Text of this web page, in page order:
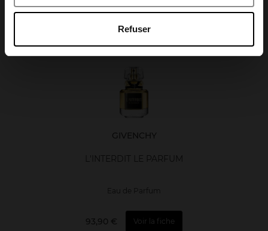
Refuser
Oublié quelque chose ?
GIVENCHY
L'INTERDIT LE PARFUM
Eau de Parfum
93,90 € Voir la fiche